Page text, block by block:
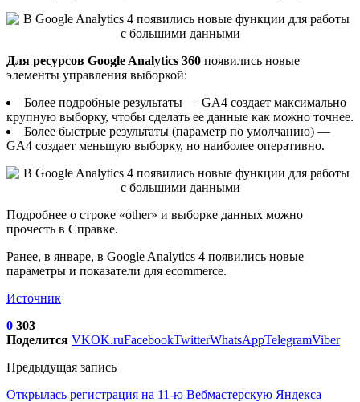
Для ресурсов Google Analytics 360 появились новые
элементы управления выборкой:
Более подробные результаты — GA4 создает максимально
крупную выборку, чтобы сделать ее данные как можно точнее.
Более быстрые результаты (параметр по умолчанию) —
GA4 создает меньшую выборку, но наиболее оперативно.
Подробнее о строке «other» и выборке данных можно
прочесть в Справке.
Ранее, в январе, в Google Analytics 4 появились новые
параметры и показатели для ecommerce.
Источник
0 303
Поделится VKOK.ruFacebookTwitterWhatsAppTelegramViber
Предыдущая запись
Открылась регистрация на 11-ю Вебмастерскую Яндекса